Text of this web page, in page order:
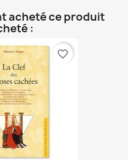
acheté ce produit
:
favorite_border